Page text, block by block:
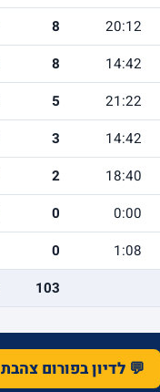
20:12
8
14:42
8
21:22
5
14:42
3
18:40
2
0:00
0
1:08
0
103
💬 לדיון בפורום צהבת